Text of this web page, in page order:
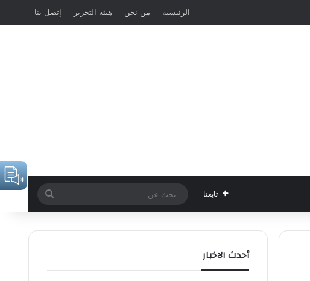
الرئيسية من نحن هيئة التحرير إتصل بنا
تابعنا
عن
أحدث الاخبار